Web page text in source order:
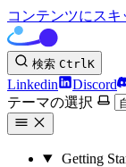
コンテンツにスキ
検索 CtrlK
Linkedin
Discord
テーマの選択
Getting